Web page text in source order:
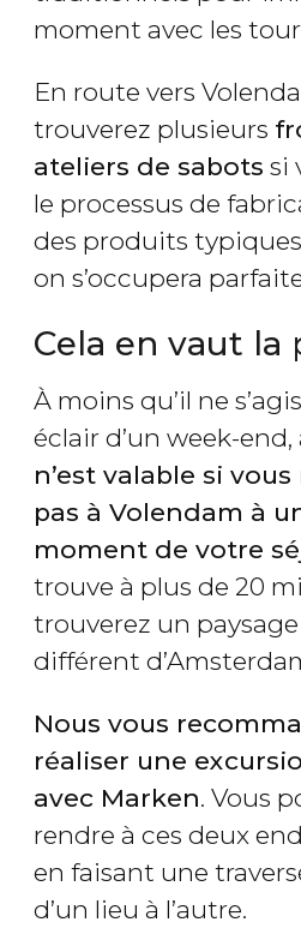
moment avec les
En route vers
trouverez plusieurs
ateliers de sabots si
le processus de
des produits
on s’occupera
Cela en vaut la
À moins qu’il ne
éclair d’un week-end,
n’est valable si
pas à Volendam à
moment de votre
trouve à plus de 20
trouverez un
différent
Nous vous
réaliser une
avec Marken. Vous
rendre à ces deux
en faisant une
d’un lieu à l’autre.